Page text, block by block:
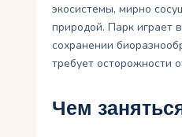
экосистемы, мирно
природой. Парк играет
сохранении
требует осторожности
Чем